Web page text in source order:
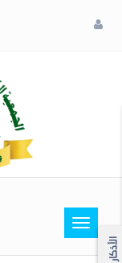
Toggle
navigation
الأذكار